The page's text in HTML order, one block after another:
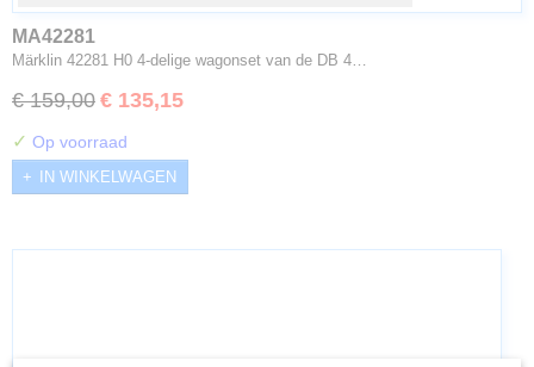
MA42281
Märklin 42281 H0 4-delige wagonset van de DB 4…
€ 159,00 € 135,15
✓ Op voorraad
IN WINKELWAGEN